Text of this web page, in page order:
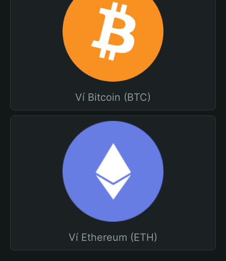
Ví Bitcoin (BTC)
Ví Ethereum (ETH)